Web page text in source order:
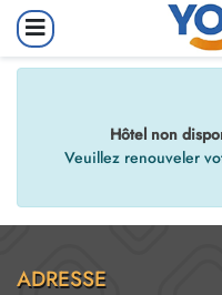
Hôtel non
Veuillez renouveler
ADRESSE